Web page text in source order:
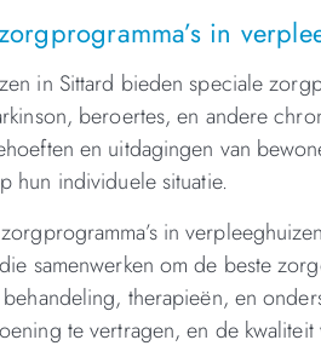
in
in Sittard bieden speciale
beroertes, en andere
en uitdagingen van
hun individuele situatie.
in
samenwerken om de beste
therapieën, en
te vertragen, en de